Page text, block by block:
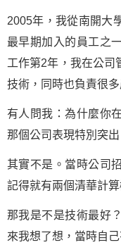
2005年，我從南開大
最早期加入的員工之
工作第2年，我在公司
技術，同時也負責很
有人問我：為什麼你
那個公司表現特別突出
其實不是。當時公司
記得就有兩個清華計算
那我是不是技術最好
來我想了想，當時自己